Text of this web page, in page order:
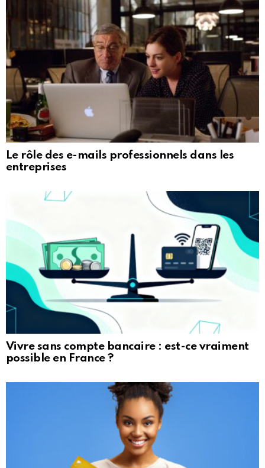
Le rôle des e-mails professionnels dans les
entreprises
Vivre sans compte bancaire : est-ce vraiment
possible en France ?